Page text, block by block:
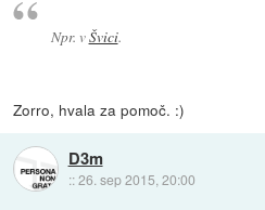
Npr. vŠvici.
Zorro, hvala za pomoč. :)
D3m
::26. sep 2015, 20:00